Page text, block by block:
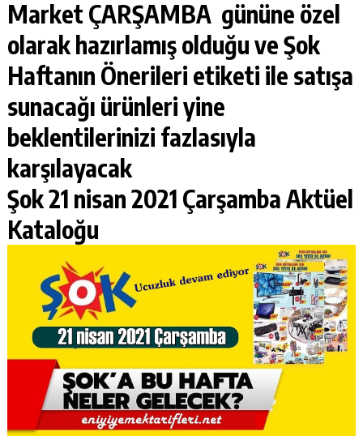
Market ÇARŞAMBA gününe özel
olarak hazırlamış olduğu ve Şok
Haftanın Önerileri etiketi ile satışa
sunacağı ürünleri yine
beklentilerinizi fazlasıyla
karşılayacak
Şok 21 nisan 2021 Çarşamba Aktüel
Kataloğu